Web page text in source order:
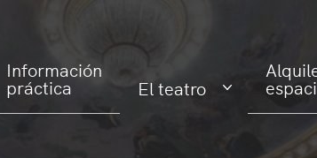
Información
práctica El teatro